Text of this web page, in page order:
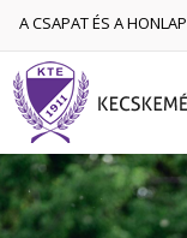
A CSAPAT ÉS A